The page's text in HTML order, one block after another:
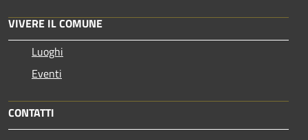
VIVERE IL COMUNE
Luoghi
Eventi
CONTATTI